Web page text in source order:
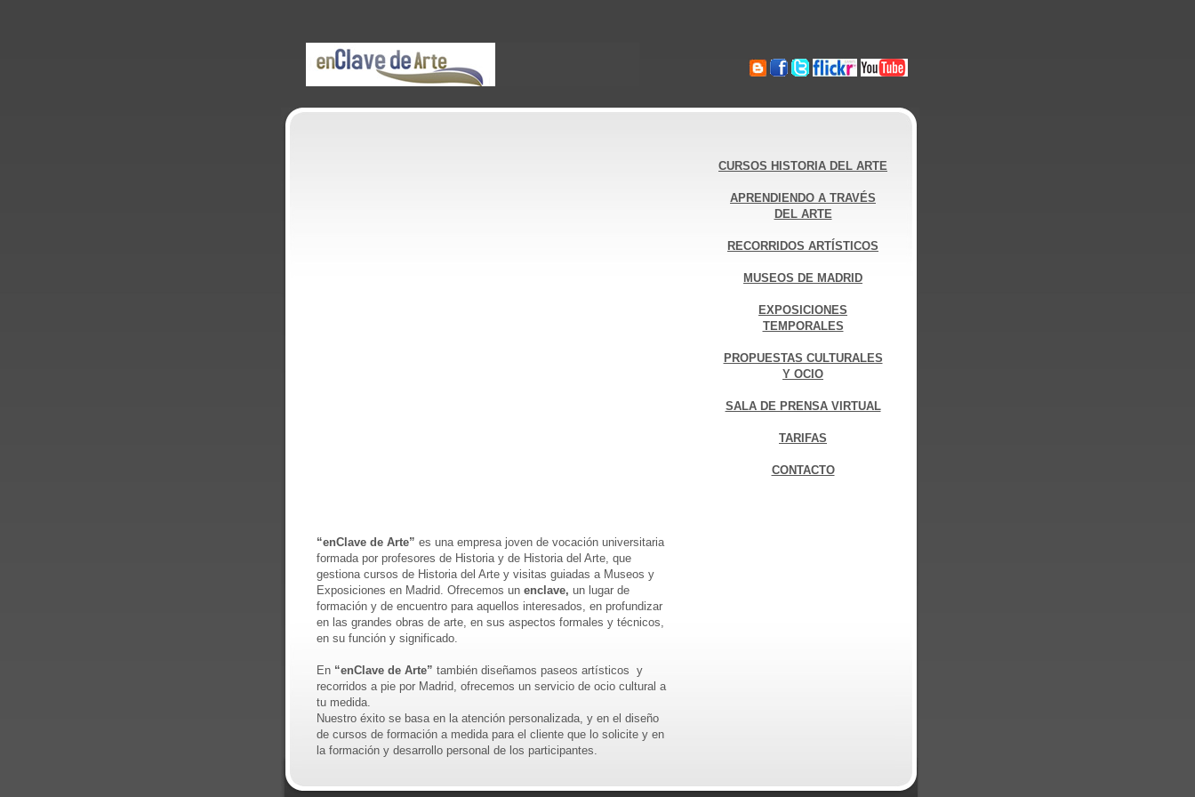
“enClave de Arte” es una empresa joven de vocación universitaria
formada por profesores de Historia y de Historia del Arte, que
gestiona cursos de Historia del Arte y visitas guiadas a Museos y
Exposiciones en Madrid. Ofrecemos un enclave, un lugar de
formación y de encuentro para aquellos interesados, en profundizar
en las grandes obras de arte, en sus aspectos formales y técnicos,
en su función y significado.
En “enClave de Arte” también diseñamos paseos artísticos y
recorridos a pie por Madrid, ofrecemos un servicio de ocio cultural a
tu medida.
Nuestro éxito se basa en la atención personalizada, y en el diseño
de cursos de formación a medida para el cliente que lo solicite y en
la formación y desarrollo personal de los participantes.
CURSOS HISTORIA DEL ARTE
APRENDIENDO A TRAVÉS
DEL ARTE
RECORRIDOS ARTÍSTICOS
MUSEOS DE MADRID
EXPOSICIONES
TEMPORALES
PROPUESTAS CULTURALES
Y OCIO
SALA DE PRENSA VIRTUAL
TARIFAS
CONTACTO